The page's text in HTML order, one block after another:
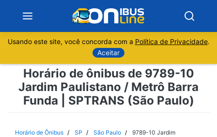
Sobre
Minas Gerais
Usando este site, você concorda com a Política de Privacidade.
Aceitar
Horário de ônibus de 9789-10
Jardim Paulistano / Metrô Barra
Funda | SPTRANS (São Paulo)
Horário de Ônibus SP São Paulo
9789-10 Jardim